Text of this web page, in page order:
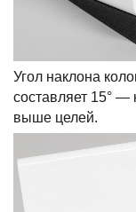
Угол наклона
составляет 15° —
выше целей.